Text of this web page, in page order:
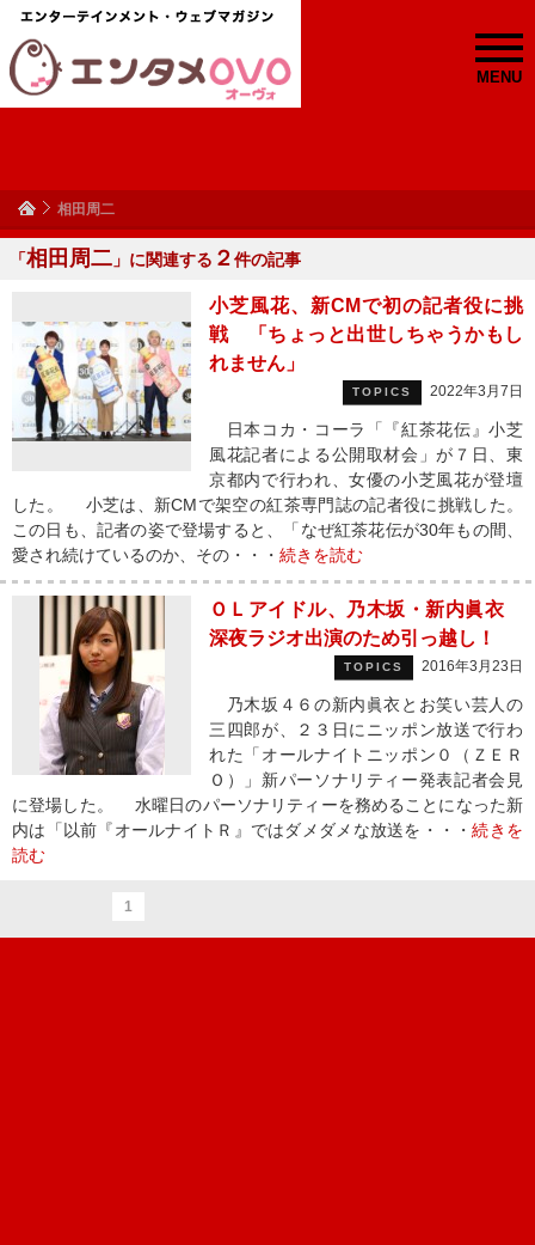
MENU
相田周二
「相田周二 」に関連する ２件の記事
小芝風花、新CMで初の記者役に挑
戦 「ちょっと出世しちゃうかもし
れません」
TOPICS 2022年3月7日
日本コカ・コーラ「『紅茶花伝』小芝
風花記者による公開取材会」が７日、東
京都内で行われ、女優の小芝風花が登壇
した。 小芝は、新CMで架空の紅茶専門誌の記者役に挑戦した。
この日も、記者の姿で登場すると、「なぜ紅茶花伝が30年もの間、
愛され続けているのか、その・・・ 続きを読む
ＯＬアイドル、乃木坂・新内眞衣
深夜ラジオ出演のため引っ越し！
TOPICS 2016年3月23日
乃木坂４６の新内眞衣とお笑い芸人の
三四郎が、２３日にニッポン放送で行わ
れた「オールナイトニッポン０（ＺＥＲ
Ｏ）」新パーソナリティー発表記者会見
に登場した。 水曜日のパーソナリティーを務めることになった新
内は「以前『オールナイトＲ』ではダメダメな放送を・・・続きを
読む
1